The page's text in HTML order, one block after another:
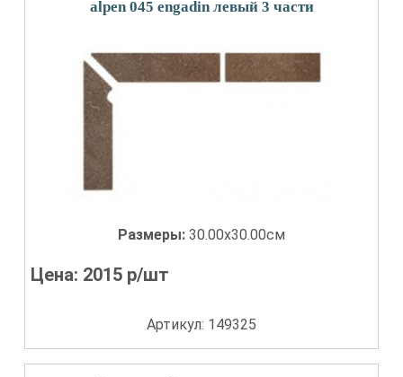
alpen 045 engadin левый 3 части
Размеры: 30.00x30.00см
Цена: 2015 р/шт
Артикул: 149325